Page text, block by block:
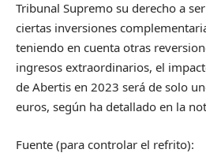
Tribunal Supremo su derecho a
ciertas inversiones
teniendo en cuenta otras
ingresos extraordinarios, el
de Abertis en 2023 será de solo
euros, según ha detallado en la
Fuente (para controlar el refrito):